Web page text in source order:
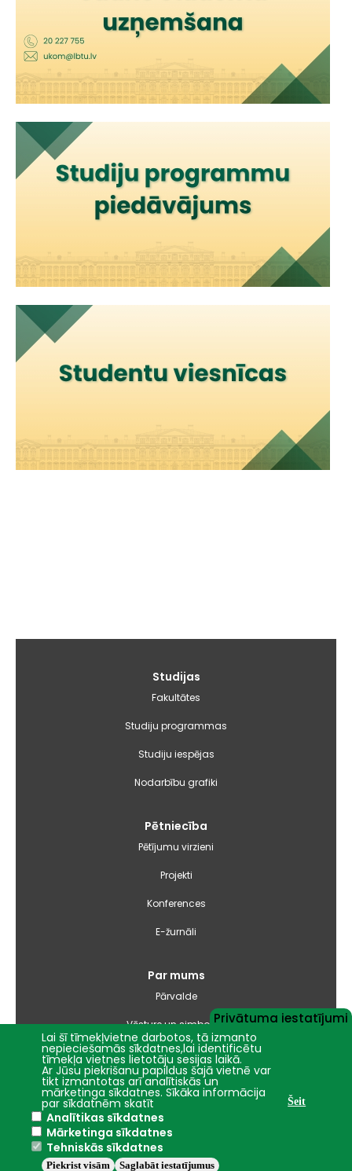
Studijas
Fakultātes
Studiju programmas
Studiju iespējas
Nodarbību grafiki
Pētniecība
Pētījumu virzieni
Projekti
Konferences
E-žurnāli
Par mums
Pārvalde
Vēsture un simbolika
Studiju virzienu pārskati un pašnovērtējuma ziņojumi
Iepirkumi
Nāc studēt
Privātuma iestatījumi
Lai šī tīmekļvietne darbotos, tā izmanto
nepieciešamās sīkdatnes,lai identificētu
tīmekļa vietnes lietotāju sesijas laikā.
Ar Jūsu piekrišanu papildus šajā vietnē var
tikt izmantotas arī analītiskās un
mārketinga sīkdatnes. Sīkāka informācija
par sīkdatnēm skatīt Šeit
Analītikas sīkdatnes
Mārketinga sīkdatnes
Tehniskās sīkdatnes
Saglabāt iestatījumus
Piekrist visām